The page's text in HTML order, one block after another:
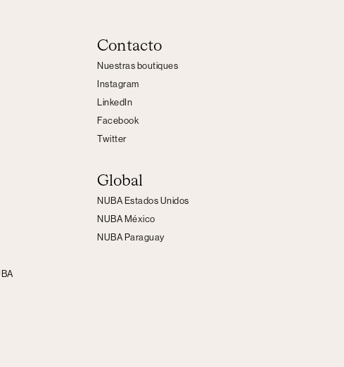
Contacto
Nuestras boutiques
Instagram
LinkedIn
Facebook
Twitter
Global
NUBA Estados Unidos
NUBA México
NUBA Paraguay